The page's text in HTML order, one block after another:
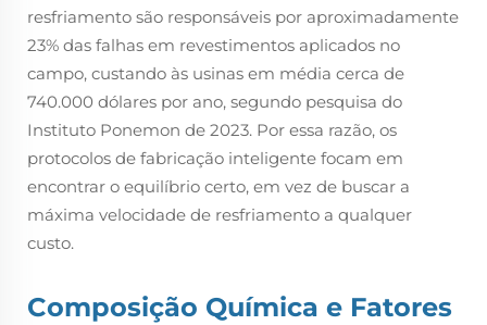
resfriamento são responsáveis por aproximadamente
23% das falhas em revestimentos aplicados no
campo, custando às usinas em média cerca de
740.000 dólares por ano, segundo pesquisa do
Instituto Ponemon de 2023. Por essa razão, os
protocolos de fabricação inteligente focam em
encontrar o equilíbrio certo, em vez de buscar a
máxima velocidade de resfriamento a qualquer
custo.
Composição Química e Fatores